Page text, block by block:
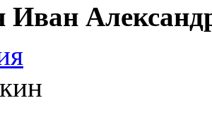
Иван